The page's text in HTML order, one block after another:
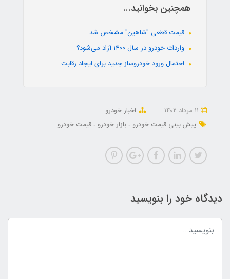
همچنین بخوانید...
قیمت قطعی "شاهین" مشخص شد
واردات خودرو در سال ۱۴۰۰ آزاد می‌شود؟
احتمال ورود خودروساز جدید برای ایجاد رقابت
اخبار خودرو
پیش بینی قیمت خودرو
بازار خودرو قیمت خودرو
دیدگاه خود را بنویسید